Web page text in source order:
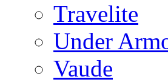
Travelite
Under
Vaude